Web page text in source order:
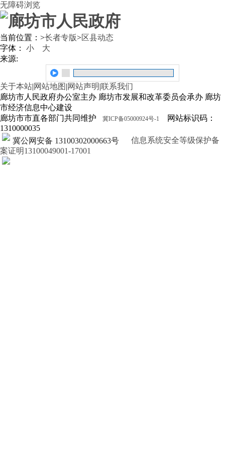
无障碍浏览
当前位置： >长者专版>区县动态
字体： 小
大
来源:
关于本站|网站地图 |网站声明|联系我们
廊坊市人民政府办公室主办 廊坊市发展和改革委员会承办 廊坊
市经济信息中心建设
廊坊市市直各部门共同维护
冀ICP备05000924号-1
网站标识码：
1310000035
冀公网安备 13100302000663号
信息系统安全等级保护备
案证明13100049001-17001